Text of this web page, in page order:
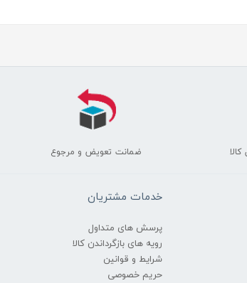
ضمانت تعویض و مرجوع
خدمات مشتریان
پرسش های متداول
رویه های بازگرداندن کالا
شرایط و قوانین
حریم خصوصی